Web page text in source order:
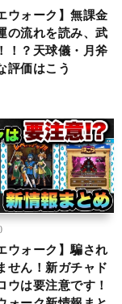
ウォーク】無課金
の流れを読み、武
！？天球儀・月斧
評価はこう
ウォーク】騙され
せん！新ガチャド
ウは要注意です！